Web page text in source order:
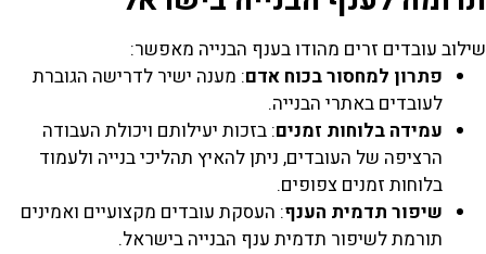
עובדים זרים מהודו בענף הבנייה מאפשר:
פתרון למחסור בכוח אדם: מענה ישיר לדרישה הגוברת
לעובדים באתרי הבנייה.
עמידה בלוחות זמנים: בזכות יעילותם ויכולת העבודה
הרציפה של העובדים, ניתן להאיץ תהליכי בנייה ולעמוד
בלוחות זמנים צפופים.
שיפור תדמית הענף: העסקת עובדים מקצועיים ואמינים
תורמת לשיפור תדמית ענף הבנייה בישראל.